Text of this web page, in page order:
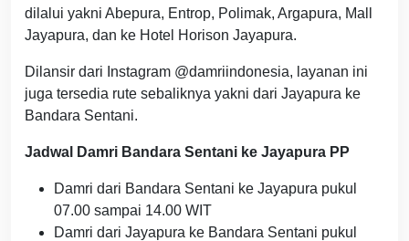
dilalui yakni Abepura, Entrop, Polimak, Argapura, Mall
Jayapura, dan ke Hotel Horison Jayapura.
Dilansir dari Instagram @damriindonesia, layanan ini
juga tersedia rute sebaliknya yakni dari Jayapura ke
Bandara Sentani.
Jadwal Damri Bandara Sentani ke Jayapura PP
Damri dari Bandara Sentani ke Jayapura pukul
07.00 sampai 14.00 WIT
Damri dari Jayapura ke Bandara Sentani pukul